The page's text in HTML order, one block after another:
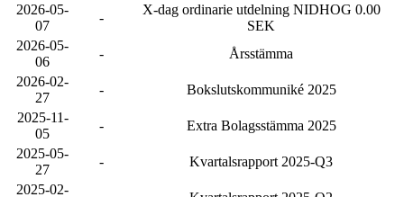
2026-05-
07
-
X-dag ordinarie utdelning NIDHOG 0.00
SEK
2026-05-
06
-
Årsstämma
2026-02-
27
-
Bokslutskommuniké 2025
2025-11-
05
-
Extra Bolagsstämma 2025
2025-05-
27
-
Kvartalsrapport 2025-Q3
2025-02-